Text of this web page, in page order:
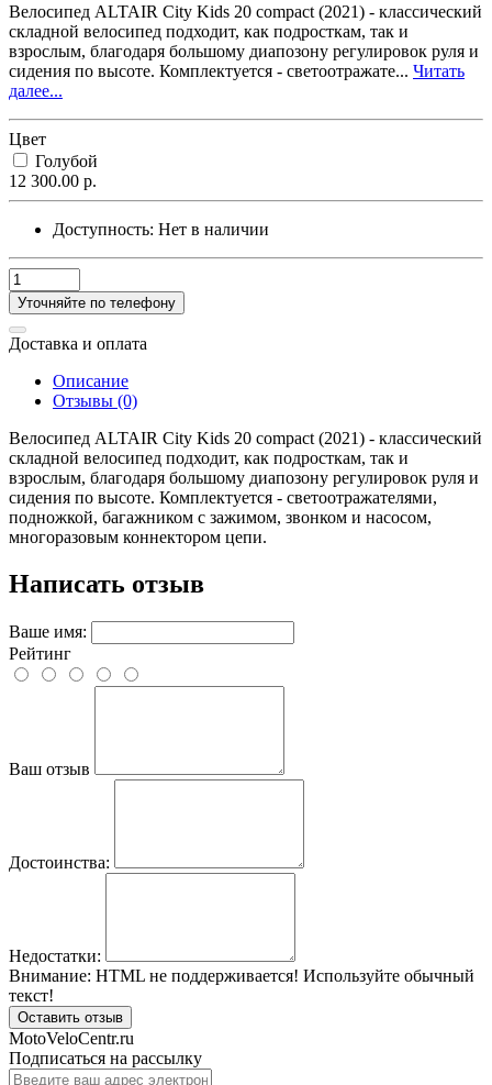
Велосипед ALTAIR City Kids 20 compact (2021) - классический
складной велосипед подходит, как подросткам, так и
взрослым, благодаря большому диапозону регулировок руля и
сидения по высоте. Комплектуется - светоотражате... Читать
далее...
Цвет
Голубой
12 300.00 р.
Доступность: Нет в наличии
Уточняйте по телефону
Доставка и оплата
Описание
Отзывы (0)
Велосипед ALTAIR City Kids 20 compact (2021) - классический
складной велосипед подходит, как подросткам, так и
взрослым, благодаря большому диапозону регулировок руля и
сидения по высоте. Комплектуется - светоотражателями,
подножкой, багажником с зажимом, звонком и насосом,
многоразовым коннектором цепи.
Написать отзыв
Ваше имя:
Рейтинг
Ваш отзыв
Достоинства:
Недостатки:
Внимание: HTML не поддерживается! Используйте обычный
текст!
Оставить отзыв
MotoVeloCentr.ru
Подписаться на рассылку